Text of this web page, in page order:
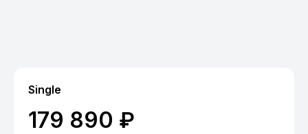
Single
179 890 ₽